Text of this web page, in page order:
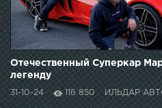
Отечественный Суперкар
легенду
31-10-24 116 850 ИЛЬДАР